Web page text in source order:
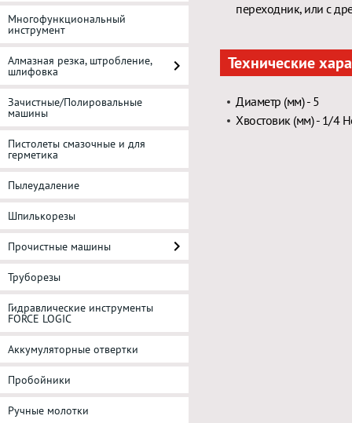
Многофункциональный
инструмент
Алмазная резка, штробление,
шлифовка
Зачистные/Полировальные
машины
Пистолеты смазочные и для
герметика
Пылеудаление
Шпилькорезы
Прочистные машины
Труборезы
Гидравлические инструменты
FORCE LOGIC
Аккумуляторные отвертки
Пробойники
Ручные молотки
переходник, или с
Технические
Диаметр (мм) - 5
Хвостовик (мм) - 1/4